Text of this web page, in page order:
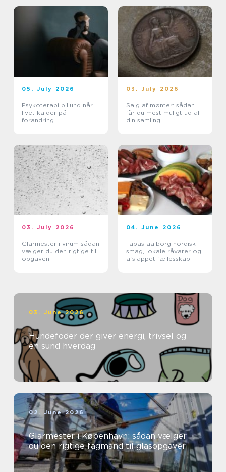
05. July 2026
Psykoterapi billund når
livet kalder på
forandring
03. July 2026
Salg af mønter: sådan
får du mest muligt ud af
din samling
03. July 2026
Glarmester i virum sådan
vælger du den rigtige til
opgaven
04. June 2026
Tapas aalborg nordisk
smag, lokale råvarer og
afslappet fællesskab
03. June 2026
Hundefoder der giver energi, trivsel og
en sund hverdag
02. June 2026
Glarmester i København: sådan vælger
du den rigtige fagmand til glasopgaver